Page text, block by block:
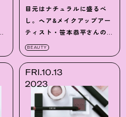
目元はナチュラルに盛るべ
し。ヘア&メイクアップアー
ティスト・笹本恭平さんの秋
の本命コスメ9選
BEAUTY
FRI.10.13
2023